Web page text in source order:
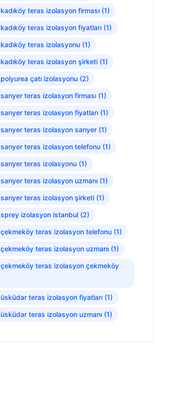
kadıköy teras izolasyon firması(1)
kadıköy teras izolasyon fiyatları(1)
kadıköy teras izolasyonu(1)
kadıköy teras izolasyon şirketi(1)
polyurea çatı izolasyonu(2)
sarıyer teras izolasyon firması(1)
sarıyer teras izolasyon fiyatları(1)
sarıyer teras izolasyon sarıyer(1)
sarıyer teras izolasyon telefonu(1)
sarıyer teras izolasyonu(1)
sarıyer teras izolasyon uzmanı(1)
sarıyer teras izolasyon şirketi(1)
sprey izolasyon istanbul(2)
çekmeköy teras izolasyon telefonu(1)
çekmeköy teras izolasyon uzmanı(1)
çekmeköy teras izolasyon çekmeköy
üsküdar teras izolasyon fiyatları(1)
üsküdar teras izolasyon uzmanı(1)